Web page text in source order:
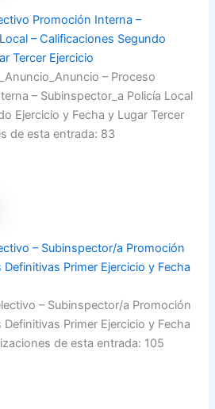
Promoción Interna –
– Calificaciones Segundo
Tercer Ejercicio
– Proceso
– Subinspector_a Policía Local
Ejercicio y Fecha y Lugar Tercer
de esta entrada: 83
– Subinspector/a Promoción
Primer Ejercicio y Fecha
– Subinspector/a Promoción
Primer Ejercicio y Fecha
de esta entrada: 105